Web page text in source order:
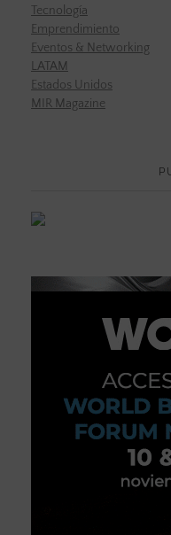
Tecnología
Emprendimiento
Eventos & Networking
LATAM
Estados Unidos
MIR Magazine